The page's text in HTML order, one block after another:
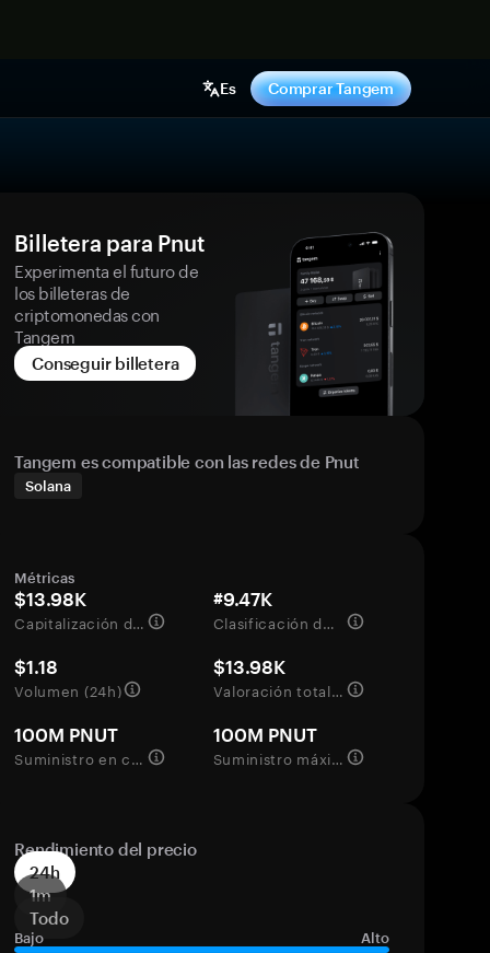
Es Comprar Tangem
Billetera para Pnut
Experimenta el futuro de
los billeteras de
criptomonedas con
Tangem
Conseguir billetera
Tangem es compatible con las redes de Pnut
Solana
Métricas
$13.98K
Capitalización de mercado
#9.47K
Clasificación del mercado
$1.18
Volumen (24h)
$13.98K
Valoración totalmente diluida
100M PNUT
Suministro en circulación
100M PNUT
Suministro máximo
Rendimiento del precio
24h
1m
Todo
Bajo Alto